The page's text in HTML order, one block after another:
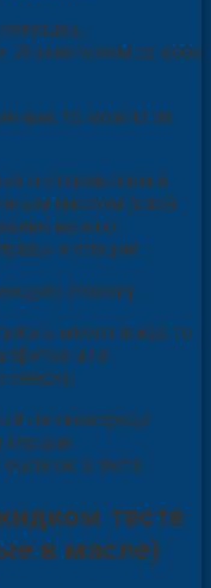
И залепляем со всех
то можно их
и отправляем в
маслом (слой
можно
и специи.
сторону.
много жира, то
или
на сковороде
порции
в тесте.
тесте
в масле)